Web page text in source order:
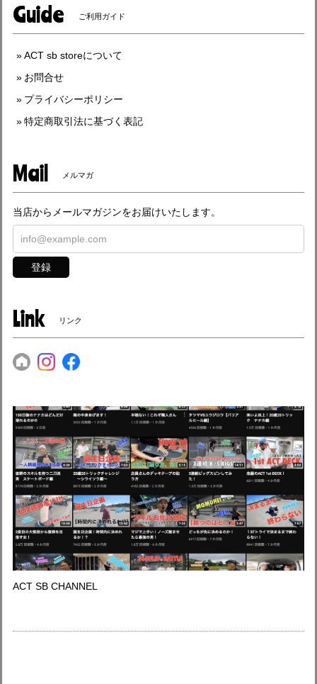
Guide ご利用ガイド
ACT sb storeについて
お問合せ
プライバシーポリシー
特定商取引法に基づく表記
Mail メルマガ
当店からメールマガジンをお届けいたします。
登録
Link リンク
ACT SB CHANNEL